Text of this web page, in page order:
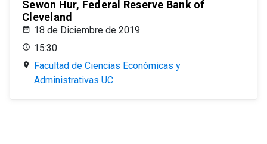
Sewon Hur, Federal Reserve Bank of
Cleveland
18 de Diciembre de 2019
15:30
Facultad de Ciencias Económicas y
Administrativas UC